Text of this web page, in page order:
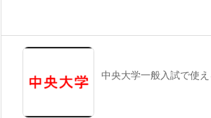
中央大学一般入試で使